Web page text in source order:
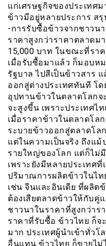
แก่เศรษฐกิจของประเทศ
ข้าวมีอยู่หลายประการ ส
-การรับซื้อข้าวจากชาวน
ราคาสูงกว่าราคาตลาดม
15,000 บาท ในขณะที่รา
เมื่อรับซื้อมาแล้ว ก็มอบห
รัฐบาล ไปสีเป็นข้าวสาร แ
ออกสู่ต่างประเทศทันที โด
อุปทานข้าวในตลาดโลกจ
จะสูงขึ้น เพราะประเทศไ
เมื่อราคาข้าวในตลาดโล
ระบายข้าวออกสู่ตลาดโลก
แต่ในความเป็นจริง ถึงแม้
รายใหญ่ของโลก แต่ก็ไม่
เพราะยังมีหลายประเทศ
ปริมาณการผลิตข้าวในไท
เช่น จีนและอินเดีย ที่ผลิต
ต้องเสียตลาดข้าวให้กับคู่
ชาวนาในราคาที่สูงกว่าร
ราคาที่รับซื้อ ข้าวไทย ก็จ
มาก ประเทศผู้นำเข้าทั่วโ
อื่นแทน ข้าวไทย ก็ขายไม่